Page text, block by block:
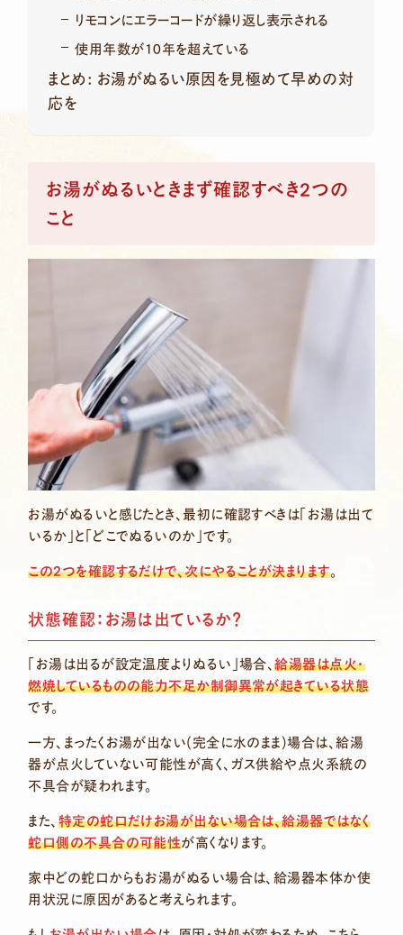
リモコンにエラーコードが繰り返し表示される
使用年数が10年を超えている
まとめ: お湯がぬるい原因を見極めて早めの対
応を
お湯がぬるいときまず確認すべき2つの
こと
お湯がぬるいと感じたとき、最初に確認すべきは「お湯は出て
いるか」と「どこでぬるいのか」です。
この2つを確認するだけで、次にやることが決まります。
状態確認：お湯は出ているか？
「お湯は出るが設定温度よりぬるい」場合、給湯器は点火・
燃焼しているものの能力不足か制御異常が起きている状態
です。
一方、まったくお湯が出ない(完全に水のまま)場合は、給湯
器が点火していない可能性が高く、ガス供給や点火系統の
不具合が疑われます。
また、 特定の蛇口だけお湯が出ない場合は、給湯器ではなく
蛇口側の不具合の可能性が高くなります。
家中どの蛇口からもお湯がぬるい場合は、給湯器本体か使
用状況に原因があると考えられます。